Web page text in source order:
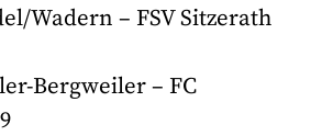
Wadern – FSV Sitzerath
Bergweiler – FC